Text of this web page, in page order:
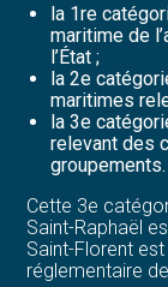
la 1re
maritime de
l’État ;
la 2e
maritimes
la 3e
relevant des
groupements.
Cette 3e
Saint-Raphaël
Saint-Florent
réglementaire